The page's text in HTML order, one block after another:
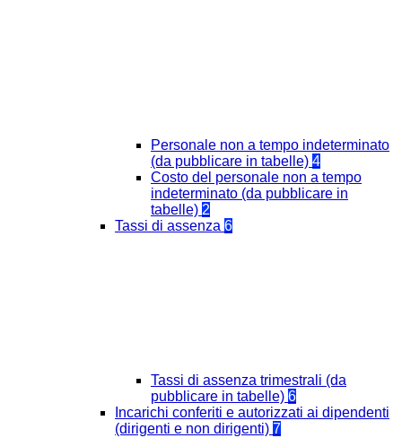
Personale non a tempo indeterminato
(da pubblicare in tabelle) 4
Costo del personale non a tempo
indeterminato (da pubblicare in
tabelle) 2
Tassi di assenza 6
Tassi di assenza trimestrali (da
pubblicare in tabelle) 6
Incarichi conferiti e autorizzati ai dipendenti
(dirigenti e non dirigenti) 7